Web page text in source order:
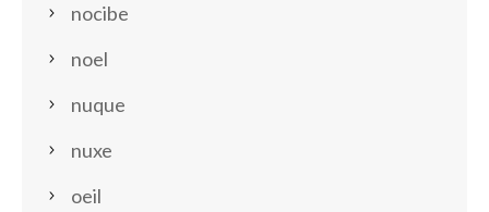
nocibe
noel
nuque
nuxe
oeil